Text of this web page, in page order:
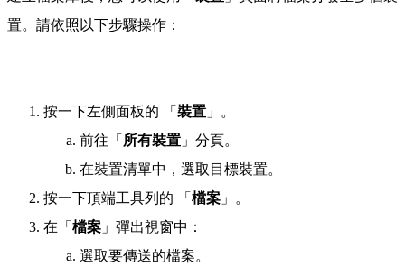
置。請依照以下步驟操作：
按一下左側面板的 「 裝置 」。
前往「 所有裝置 」分頁。
在裝置清單中，選取目標裝置。
按一下頂端工具列的
「 檔案 」。
在「 檔案 」彈出視窗中：
選取要傳送的檔案。